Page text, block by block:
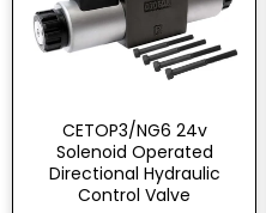
CETOP3/NG6 24v
Solenoid Operated
Directional Hydraulic
Control Valve